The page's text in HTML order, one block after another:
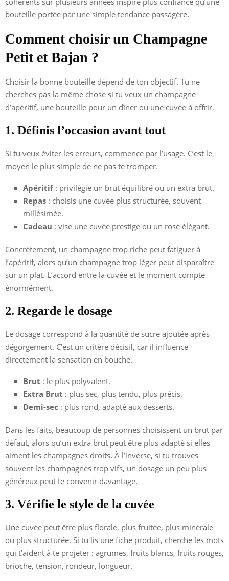
bouteille portée par une simple tendance passagère.
Comment choisir un Champagne
Petit et Bajan ?
Choisir la bonne bouteille dépend de ton objectif. Tu ne
cherches pas la même chose si tu veux un champagne
d’apéritif, une bouteille pour un dîner ou une cuvée à offrir.
1. Définis l’occasion avant tout
Si tu veux éviter les erreurs, commence par l’usage. C’est le
moyen le plus simple de ne pas te tromper.
Apéritif: privilégie un brut équilibré ou un extra brut.
Repas : choisis une cuvée plus structurée, souvent
millésimée.
Cadeau : vise une cuvée prestige ou un rosé élégant.
Concrètement, un champagne trop riche peut fatiguer à
l’apéritif, alors qu’un champagne trop léger peut disparaître
sur un plat. L’accord entre la cuvée et le moment compte
énormément.
2. Regarde le dosage
Le dosage correspond à la quantité de sucre ajoutée après
dégorgement. C’est un critère décisif, car il influence
directement la sensation en bouche.
Brut : le plus polyvalent.
Extra Brut : plus sec, plus tendu, plus précis.
Demi-sec : plus rond, adapté aux desserts.
Dans les faits, beaucoup de personnes choisissent un brut par
défaut, alors qu’un extra brut peut être plus adapté si elles
aiment les champagnes droits. À l’inverse, si tu trouves
souvent les champagnes trop vifs, un dosage un peu plus
généreux peut te convenir davantage.
3. Vérifie le style de la cuvée
Une cuvée peut être plus florale, plus fruitée, plus minérale
ou plus structurée. Si tu lis une fiche produit, cherche les mots
qui t’aident à te projeter : agrumes, fruits blancs, fruits rouges,
brioche, tension, rondeur, longueur.